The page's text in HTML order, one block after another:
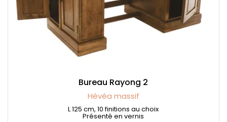
Bureau Rayong 2
Hévéa massif
L 125 cm, 10 finitions au choix
Présenté en vernis